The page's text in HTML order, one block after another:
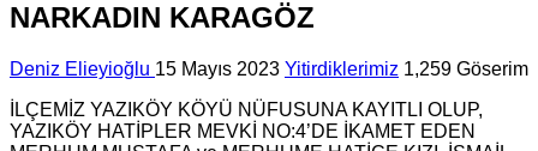
NARKADIN KARAGÖZ
Deniz Elieyioğlu 15 Mayıs 2023 Yitirdiklerimiz 1,259 Göserim
İLÇEMİZ YAZIKÖY KÖYÜ NÜFUSUNA KAYITLI OLUP,
YAZIKÖY HATİPLER MEVKİ NO:4’DE İKAMET EDEN